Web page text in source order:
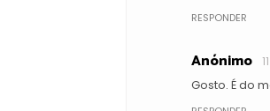
RESPONDER
Anónimo
Gosto. É do